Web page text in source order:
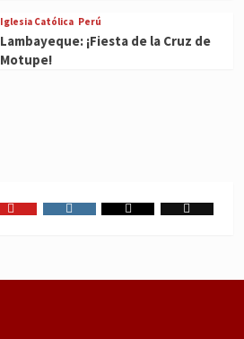
Iglesia Católica Perú
Lambayeque: ¡Fiesta de la Cruz de
Motupe!